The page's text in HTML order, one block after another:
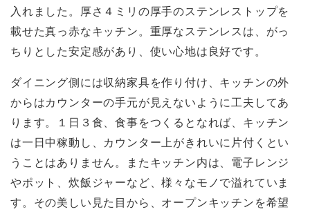
入れました。厚さ４ミリの厚手のステンレストップを
載せた真っ赤なキッチン。重厚なステンレスは、がっ
ちりとした安定感があり、使い心地は良好です。
ダイニング側には収納家具を作り付け、キッチンの外
からはカウンターの手元が見えないように工夫してあ
ります。１日３食、食事をつくるとなれば、キッチン
は一日中稼動し、カウンター上がきれいに片付くとい
うことはありません。またキッチン内は、電子レンジ
やポット、炊飯ジャーなど、様々なモノで溢れていま
す。その美しい見た目から、オープンキッチンを希望